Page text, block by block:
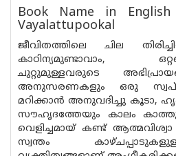
Book Name in English
Vayalattupookal
ജീവിതത്തിലെ ചില
കാഠിന്യമുണ്ടാവാം,
ചുറ്റുമുള്ളവരുടെ
അനുസരണകളും ഒരു
മറിക്കാൻ അനുവദിച്ചു കൂടാ,
സൗഹൃദത്തേയും കാലം
വെളിച്ചമായ് കണ്ട്
സ്വന്തം